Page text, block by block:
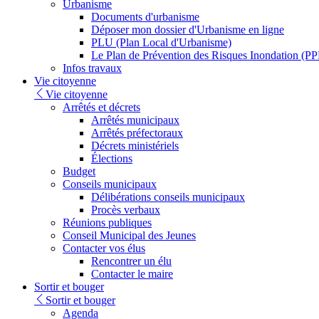
Urbanisme
Documents d'urbanisme
Déposer mon dossier d'Urbanisme en ligne
PLU (Plan Local d'Urbanisme)
Le Plan de Prévention des Risques Inondation
Infos travaux
Vie citoyenne
Vie citoyenne
Arrêtés et décrets
Arrêtés municipaux
Arrêtés préfectoraux
Décrets ministériels
Élections
Budget
Conseils municipaux
Délibérations conseils municipaux
Procès verbaux
Réunions publiques
Conseil Municipal des Jeunes
Contacter vos élus
Rencontrer un élu
Contacter le maire
Sortir et bouger
Sortir et bouger
Agenda